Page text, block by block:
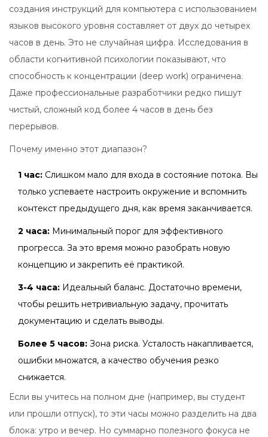
создания инструкций для компьютера с использованием
языков высокого уровня составляет от двух до четырех
часов в день. Это не случайная цифра. Исследования в
области когнитивной психологии показывают, что
способность к концентрации (deep work) ограничена.
Даже профессиональные разработчики редко пишут
чистый, сложный код более 4 часов в день без
перерывов.
Почему именно этот диапазон?
1 час: Слишком мало для входа в состояние потока. Вы
только успеваете настроить окружение и вспомнить
контекст предыдущего дня, как время заканчивается.
2 часа: Минимальный порог для эффективного
прогресса. За это время можно разобрать новую
концепцию и закрепить её практикой.
3-4 часа: Идеальный баланс. Достаточно времени,
чтобы решить нетривиальную задачу, прочитать
документацию и сделать выводы.
Более 5 часов: Зона риска. Усталость накапливается,
ошибки множатся, а качество обучения резко
снижается.
Если вы учитесь на полном дне (например, вы студент
или прошли отпуск), то эти часы можно разделить на два
блока: утро и вечер. Но суммарно полезного фокуса не